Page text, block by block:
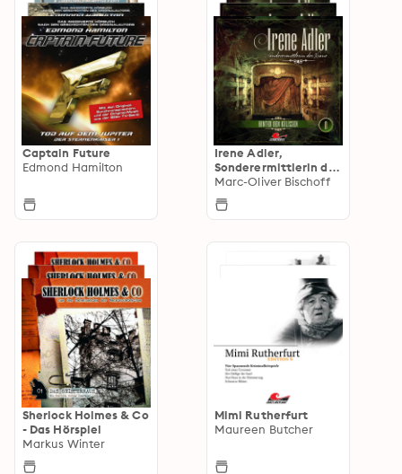
Captain Future
Edmond Hamilton
Irene Adler,
Sonderermittlerin der
Krone
Marc-Oliver Bischoff
Sherlock Holmes & Co
- Das Hörspiel
Markus Winter
Mimi Rutherfurt
Maureen Butcher